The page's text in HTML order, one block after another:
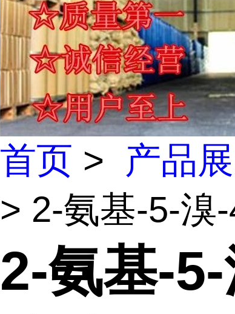
首页 > 产品
> 2-氨基-5-溴
2-氨基-